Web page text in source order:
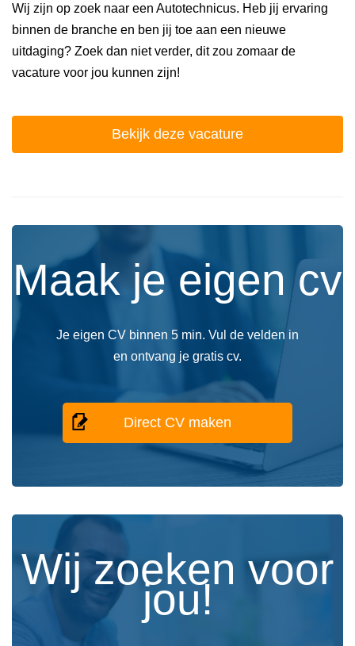
Wij zijn op zoek naar een Autotechnicus. Heb jij ervaring
binnen de branche en ben jij toe aan een nieuwe
uitdaging? Zoek dan niet verder, dit zou zomaar de
vacature voor jou kunnen zijn!
Bekijk deze vacature
Maak je eigen cv
Je eigen CV binnen 5 min. Vul de velden in
en ontvang je gratis cv.
Direct CV maken
Wij zoeken voor
jou!